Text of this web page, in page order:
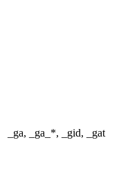
_ga, _ga_*, _gid, _gat